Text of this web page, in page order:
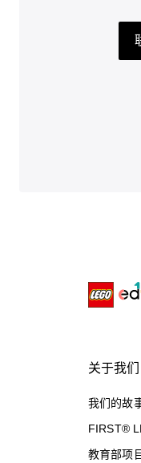
关于我们
我们的故
FIRST®
教育部项